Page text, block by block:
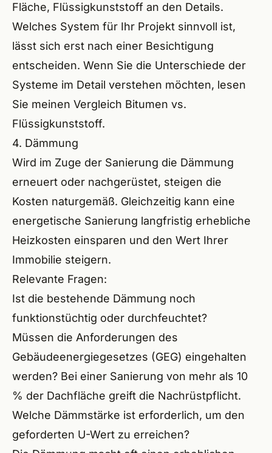
Fläche, Flüssigkunststoff an den Details.
Welches System für Ihr Projekt sinnvoll ist,
lässt sich erst nach einer Besichtigung
entscheiden. Wenn Sie die Unterschiede der
Systeme im Detail verstehen möchten, lesen
Sie meinen Vergleich Bitumen vs.
Flüssigkunststoff.
4. Dämmung
Wird im Zuge der Sanierung die Dämmung
erneuert oder nachgerüstet, steigen die
Kosten naturgemäß. Gleichzeitig kann eine
energetische Sanierung langfristig erhebliche
Heizkosten einsparen und den Wert Ihrer
Immobilie steigern.
Relevante Fragen:
Ist die bestehende Dämmung noch
funktionstüchtig oder durchfeuchtet?
Müssen die Anforderungen des
Gebäudeenergiegesetzes (GEG) eingehalten
werden? Bei einer Sanierung von mehr als 10
% der Dachfläche greift die Nachrüstpflicht.
Welche Dämmstärke ist erforderlich, um den
geforderten U-Wert zu erreichen?